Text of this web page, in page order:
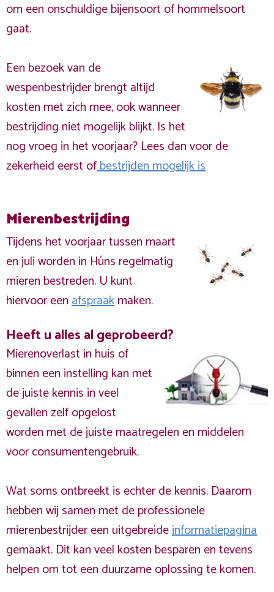
om een onschuldige bijensoort of hommelsoort
gaat.
Een bezoek van de
wespenbestrijder brengt altijd
kosten met zich mee, ook wanneer
bestrijding niet mogelijk blijkt. Is het
nog vroeg in het voorjaar? Lees dan voor de
zekerheid eerst ofbestrijden mogelijk is
Mierenbestrijding
Tijdens het voorjaar tussen maart
en juli worden in Húns regelmatig
mieren bestreden. U kunt
hiervoor eenafspraakmaken.
Heeft u alles al geprobeerd?
Mierenoverlast in huis of
binnen een instelling kan met
de juiste kennis in veel
gevallen zelf opgelost
worden met de juiste maatregelen en middelen
voor consumentengebruik.
Wat soms ontbreekt is echter de kennis. Daarom
hebben wij samen met de professionele
mierenbestrijder een uitgebreideinformatiepagina
gemaakt. Dit kan veel kosten besparen en tevens
helpen om tot een duurzame oplossing te komen.